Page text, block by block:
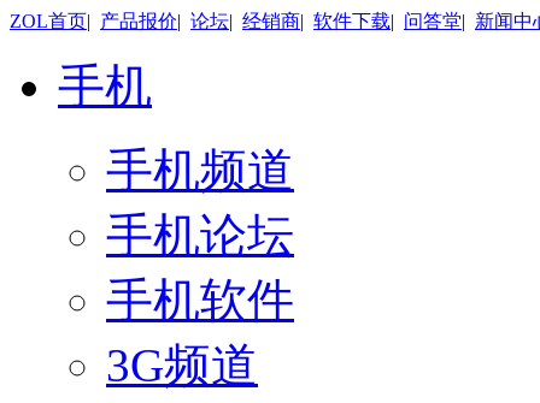
ZOL首页| 产品报价| 论坛| 经销商| 软件下载| 问答堂| 新闻中
手机
手机频道
手机论坛
手机软件
3G频道